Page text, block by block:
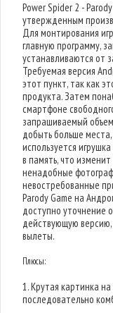
Power Spider 2 -
утвержденным
Для монтирования
главную программу,
устанавливаются от
Требуемая версия
этот пункт, так как
продукта. Затем
смартфоне
запрашиваемый
добыть больше
используется
в память, что
ненадобные
невостребованные
Parody Game на
доступно уточнение
действующую
вылеты.
Плюсы:
1. Крутая картинка
последовательно